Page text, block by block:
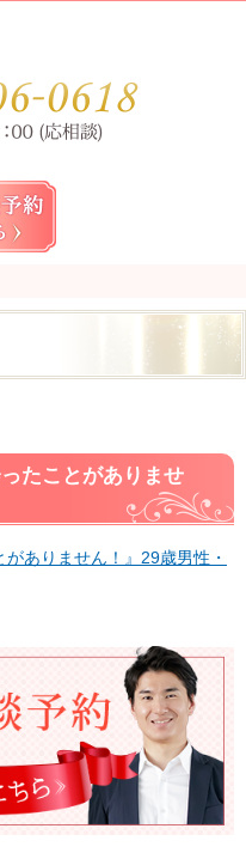
指すCharm Color (チャームカラー)
たことがありませ
がありません！』29歳男性・